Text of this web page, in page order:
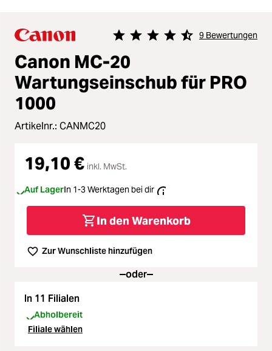
Durchschnittliche Bewertung von
9 Bewertungen
Canon MC-20
Wartungseinschub für PRO
1000
Artikelnr.: CANMC20
19,10 € inkl. MwSt.
Auf LagerIn 1-3 Werktagen bei dir
In den Warenkorb
Zur Wunschliste hinzufügen
oder
In 11 Filialen
Abholbereit
Filiale wählen